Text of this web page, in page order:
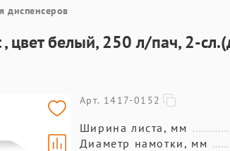
диспенсеров
, цвет белый, 250 л/пач, 2-
Арт. 1417-0152
Ширина листа, мм
Диаметр намотки, мм